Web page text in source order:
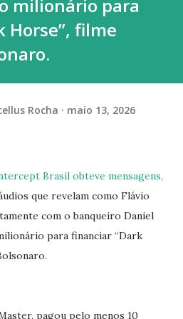
terceira posição com 18 pont...
milionário para
Horse”, filme
Rocha maio 13, 2026
Brasil obteve mensagens,
que revelam como Flávio
com o banqueiro Daniel
para financiar “Dark
pagou pelo menos 10